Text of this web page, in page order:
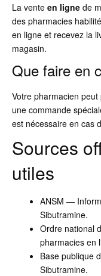
La vente en ligne de
des pharmacies
en ligne et recevez la
magasin.
Que faire en
Votre pharmacien
une commande
est nécessaire en cas
Sources
utiles
ANSM —
Sibutramine.
Ordre national
pharmacies en
Base publique
Sibutramine.